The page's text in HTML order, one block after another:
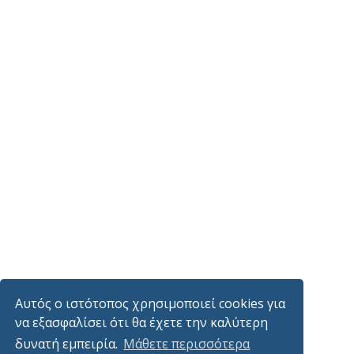
Αυτός ο ιστότοπος χρησιμοποιεί cookies για
να εξασφαλίσει ότι θα έχετε την καλύτερη
δυνατή εμπειρία. Μάθετε περισσότερα